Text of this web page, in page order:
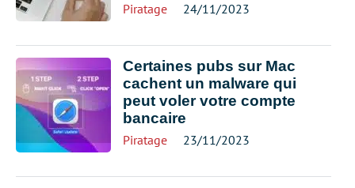
Piratage 24/11/2023
Certaines pubs sur Mac
cachent un malware qui
peut voler votre compte
bancaire
Piratage 23/11/2023